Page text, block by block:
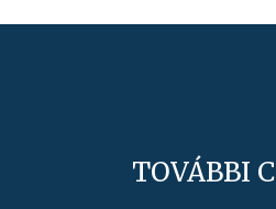
TOVÁBBI